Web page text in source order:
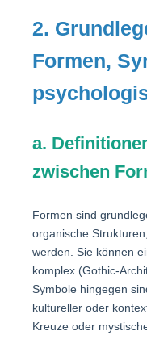
2.
Formen,
a.
zwischen
Formen sind
organische
werden. Sie können
komplex (Gothic-
Symbole hingegen
kultureller oder
Kreuze oder